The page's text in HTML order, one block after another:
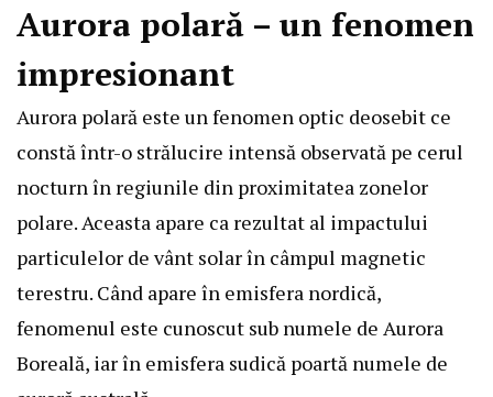
Aurora polară – un fenomen
impresionant
Aurora polară este un fenomen optic deosebit ce
constă într-o strălucire intensă observată pe cerul
nocturn în regiunile din proximitatea zonelor
polare. Aceasta apare ca rezultat al impactului
particulelor de vânt solar în câmpul magnetic
terestru. Când apare în emisfera nordică,
fenomenul este cunoscut sub numele de Aurora
Boreală, iar în emisfera sudică poartă numele de